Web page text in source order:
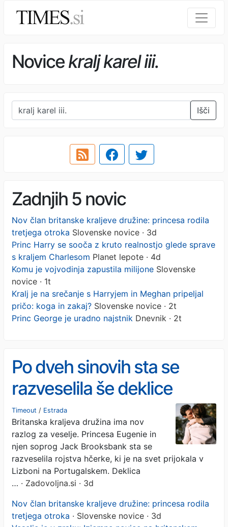
Novicekralj karel iii.
Išči
Zadnjih 5 novic
Nov član britanske kraljeve družine: princesa rodila
tretjega otroka Slovenske novice · 3d
Princ Harry se sooča z kruto realnostjo glede sprave
s kraljem Charlesom Planet lepote · 4d
Komu je vojvodinja zapustila milijone Slovenske
novice · 1t
Kralj je na srečanje s Harryjem in Meghan pripeljal
pričo: koga in zakaj? Slovenske novice · 2t
Princ George je uradno najstnik Dnevnik · 2t
Po dveh sinovih sta se
razveselila še deklice
Timeout / Estrada
Britanska kraljeva družina ima nov
razlog za veselje. Princesa Eugenie in
njen soprog Jack Brooksbank sta se
razveselila rojstva hčerke, ki je na svet prijokala v
Lizboni na Portugalskem. Deklica
… · Zadovoljna.si · 3d
Nov član britanske kraljeve družine: princesa rodila
tretjega otroka · Slovenske novice · 3d